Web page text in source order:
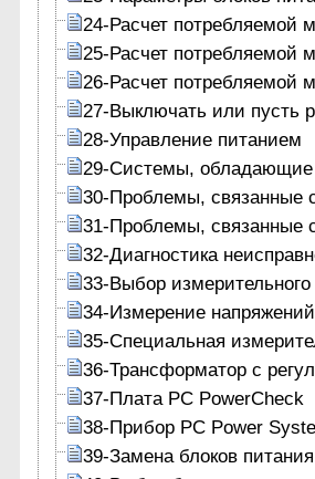
24-Расчет потребляемой
25-Расчет потребляемой
26-Расчет потребляемой
27-Выключать или пусть
28-Управление питанием
29-Системы, обладающие
30-Проблемы, связанные
31-Проблемы, связанные
32-Диагностика
33-Выбор
34-Измерение напряжений
35-Специальная
36-Трансформатор с
37-Плата PC PowerCheck
38-Прибор PC Power
39-Замена блоков питания